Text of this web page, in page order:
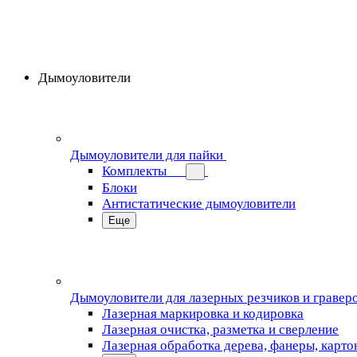
Дымоуловители
Дымоуловители для пайки
Комплекты
Блоки
Антистатические дымоуловители
Еще
Дымоуловители для лазерных резчиков и
Лазерная маркировка и кодировка
Лазерная очистка, разметка и сверление
Лазерная обработка дерева, фанеры,